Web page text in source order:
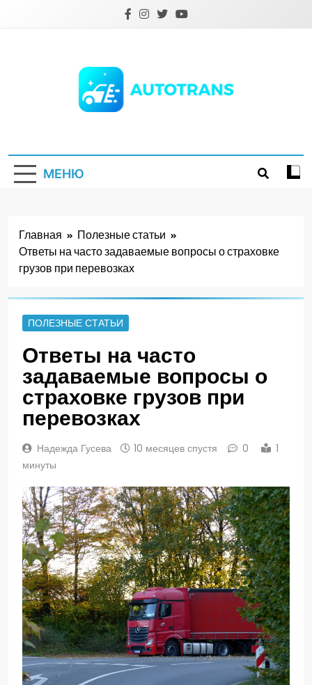
МЕНЮ
Главная
Полезные статьи
Ответы на часто задаваемые вопросы о страховке
грузов при перевозках
ПОЛЕЗНЫЕ СТАТЬИ
Ответы на часто
задаваемые вопросы о
страховке грузов при
перевозках
Надежда Гусева 10 месяцев спустя 0
1
минуты